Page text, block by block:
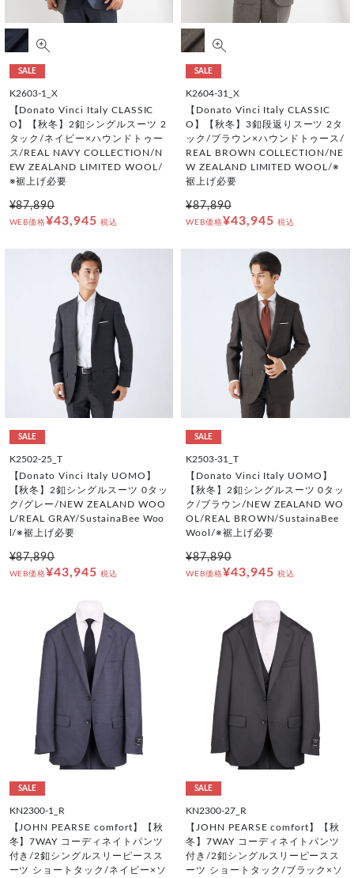
SALE
K2603-1_X
【Donato Vinci Italy CLASSIC
O】【秋冬】2釦シングルスーツ 2
タック/ネイビー×ハウンドトゥー
ス/REAL NAVY COLLECTION/N
EW ZEALAND LIMITED WOOL/
※裾上げ必要
¥87,890
WEB価格¥43,945 税込
SALE
K2604-31_X
【Donato Vinci Italy CLASSIC
O】【秋冬】3釦段返りスーツ 2タ
ック/ブラウン×ハウンドトゥース/
REAL BROWN COLLECTION/NE
W ZEALAND LIMITED WOOL/※
裾上げ必要
¥87,890
WEB価格¥43,945 税込
SALE
K2502-25_T
【Donato Vinci Italy UOMO】
【秋冬】2釦シングルスーツ 0タッ
ク/グレー/NEW ZEALAND WOO
L/REAL GRAY/SustainaBee Woo
l/※裾上げ必要
¥87,890
WEB価格¥43,945 税込
SALE
K2503-31_T
【Donato Vinci Italy UOMO】
【秋冬】2釦シングルスーツ 0タッ
ク/ブラウン/NEW ZEALAND WO
OL/REAL BROWN/SustainaBee
Wool/※裾上げ必要
¥87,890
WEB価格¥43,945 税込
SALE
KN2300-1_R
【JOHN PEARSE comfort】【秋
冬】7WAY コーディネイトパンツ
付き/2釦シングルスリーピースス
ーツ ショートタック/ネイビー×ソ
SALE
KN2300-27_R
【JOHN PEARSE comfort】【秋
冬】7WAY コーディネイトパンツ
付き/2釦シングルスリーピースス
ーツ ショートタック/ブラック×ソ